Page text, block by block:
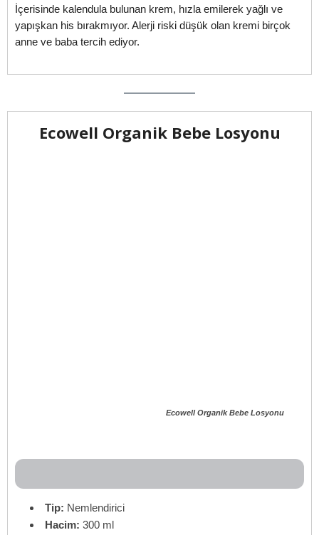
İçerisinde kalendula bulunan krem, hızla emilerek yağlı ve
yapışkan his bırakmıyor. Alerji riski düşük olan kremi birçok
anne ve baba tercih ediyor.
Ecowell Organik Bebe Losyonu
Ecowell Organik Bebe Losyonu
Tip: Nemlendirici
Hacim: 300 ml